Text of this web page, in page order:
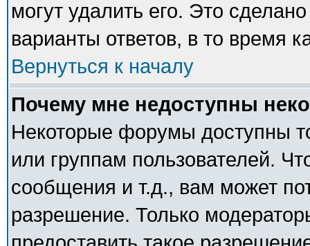
могут удалить его. Это
варианты ответов, в то время
Вернуться к началу
Почему мне недоступны
Некоторые форумы доступны
или группам пользователей.
сообщения и т.д., вам может
разрешение. Только